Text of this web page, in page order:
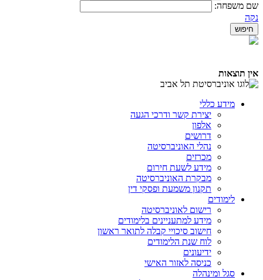
שם משפחה:
נקה
אין תוצאות
מידע כללי
יצירת קשר ודרכי הגעה
אלפון
דרושים
נהלי האוניברסיטה
מכרזים
מידע לשעת חירום
מבקרת האוניברסיטה
תקנון משמעת ופסקי דין
לימודים
רישום לאוניברסיטה
מידע למתעניינים בלימודים
חישוב סיכויי קבלה לתואר ראשון
לוח שנת הלימודים
ידיעונים
כניסה לאזור האישי
סגל ומינהלה